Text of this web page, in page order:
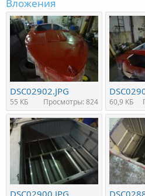
Вложения
DSC02902.JPG
55 КБ Просмотры: 824 60,9 КБ
DSC02900.JPG